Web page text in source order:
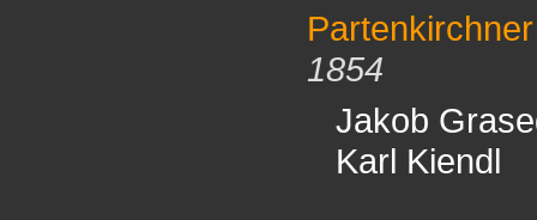
1854
Jakob
Karl Kiendl